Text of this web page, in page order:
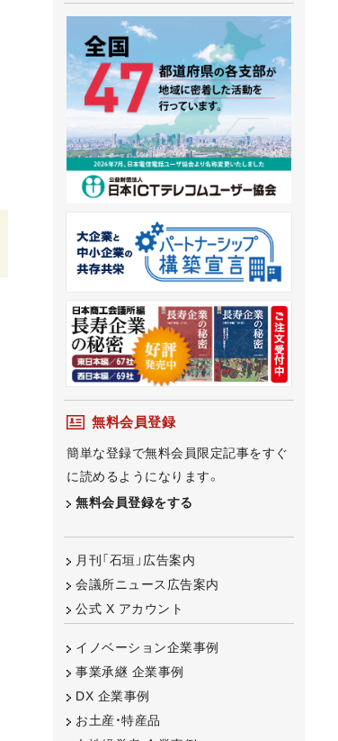
無料会員登録
簡単な登録で無料会員限定記事をすぐ
に読めるようになります。
無料会員登録をする
月刊「石垣」広告案内
会議所ニュース広告案内
公式 X アカウント
イノベーション企業事例
事業承継 企業事例
DX 企業事例
お土産・特産品